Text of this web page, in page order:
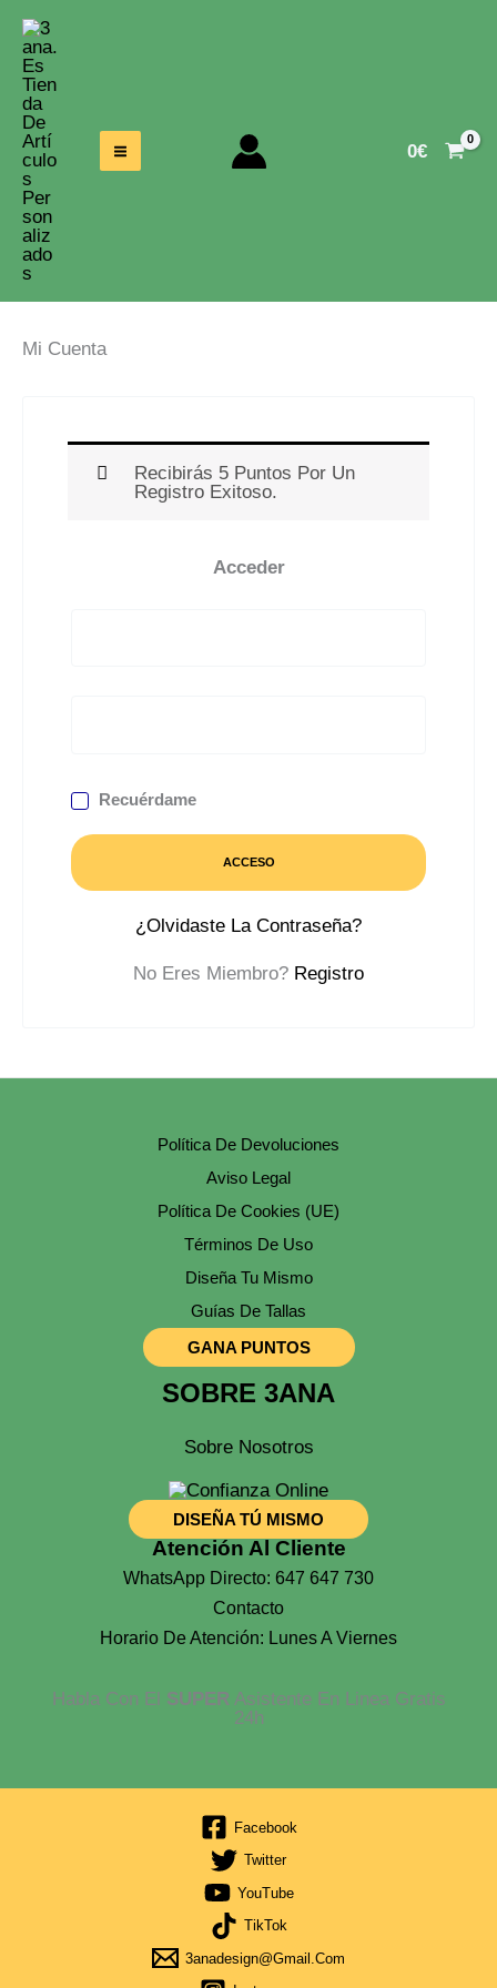
Contenido
0€
Mi Cuenta
Recibirás 5 Puntos Por Un
Registro Exitoso.
Acceder
Recuérdame
ACCESO
¿Olvidaste La Contraseña?
No Eres Miembro? Registro
Política De Devoluciones
Aviso Legal
Política De Cookies (UE)
Términos De Uso
Diseña Tu Mismo
Guías De Tallas
GANA PUNTOS
SOBRE 3ANA
Sobre Nosotros
DISEÑA TÚ MISMO
Atención Al Cliente
WhatsApp Directo: 647 647 730
Contacto
Horario De Atención: Lunes A Viernes
Habla Con El SUPERAsistente En Linea Gratis
24h
Facebook
Twitter
YouTube
TikTok
3anadesign@gmail.com